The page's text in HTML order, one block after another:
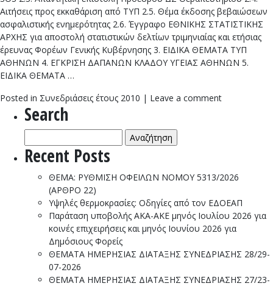
Αιτήσεις προς εκκαθάριση από ΤΥΠ 2.5. Θέμα έκδοσης βεβαιώσεων
ασφαλιστικής ενημερότητας 2.6. Έγγραφο ΕΘΝΙΚΗΣ ΣΤΑΤΙΣΤΙΚΗΣ
ΑΡΧΗΣ για αποστολή στατιστικών δελτίων τριμηνιαίας και ετήσιας
έρευνας Φορέων Γενικής Κυβέρνησης 3. ΕΙΔΙΚΑ ΘΕΜΑΤΑ ΤΥΠ
ΑΘΗΝΩΝ 4. ΕΓΚΡΙΣΗ ΔΑΠΑΝΩΝ ΚΛΑΔΟΥ ΥΓΕΙΑΣ ΑΘΗΝΩΝ 5.
ΕΙΔΙΚΑ ΘΕΜΑΤΑ …
Posted in Συνεδριάσεις έτους 2010 | Leave a comment
Search
για:
Recent Posts
ΘΕΜΑ: ΡΥΘΜΙΣΗ ΟΦΕΙΛΩΝ ΝΟΜΟΥ 5313/2026
(ΑΡΘΡΟ 22)
Υψηλές θερμοκρασίες: Οδηγίες από τον ΕΔΟΕΑΠ
Παράταση υποβολής ΑΚΑ-ΑΚΕ μηνός Ιουλίου 2026 για
κοινές επιχειρήσεις και μηνός Ιουνίου 2026 για
Δημόσιους Φορείς
ΘΕΜΑΤΑ ΗΜΕΡΗΣΙΑΣ ΔΙΑΤΑΞΗΣ ΣΥΝΕΔΡΙΑΣΗΣ 28/29-
07-2026
ΘΕΜΑΤΑ ΗΜΕΡΗΣΙΑΣ ΔΙΑΤΑΞΗΣ ΣΥΝΕΔΡΙΑΣΗΣ 27/23-